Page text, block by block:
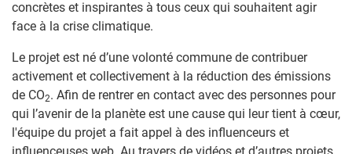
concrètes et inspirantes à tous ceux qui souhaitent agir
face à la crise climatique.
Le projet est né d’une volonté commune de contribuer
activement et collectivement à la réduction des émissions
de CO2. Afin de rentrer en contact avec des personnes pour
qui l’avenir de la planète est une cause qui leur tient à cœur,
l'équipe du projet a fait appel à des influenceurs et